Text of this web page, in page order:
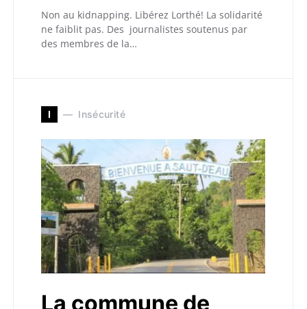
Non au kidnapping. Libérez Lorthé! La solidarité
ne faiblit pas. Des journalistes soutenus par
des membres de la…
I Insécurité
La commune de